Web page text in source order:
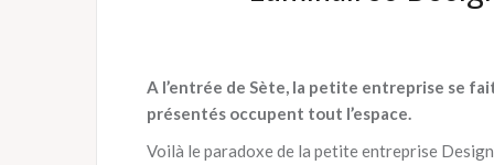
A l’entrée de Sète, la petite entreprise se
présentés occupent tout l’espace.
Voilà le paradoxe de la petite entreprise